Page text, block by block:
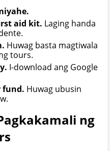
aid kit. Laging handa
Huwag basta magtiwala
tours.
I-download ang Google
fund. Huwag ubusin
ng